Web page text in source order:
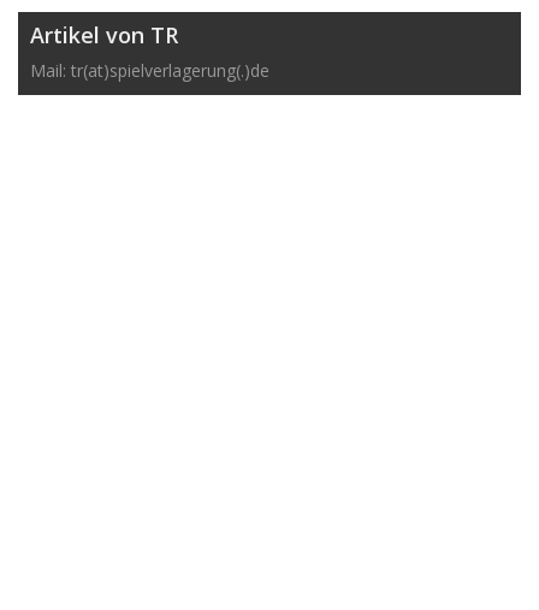
Artikel von TR
Mail: tr(at)spielverlagerung(.)de